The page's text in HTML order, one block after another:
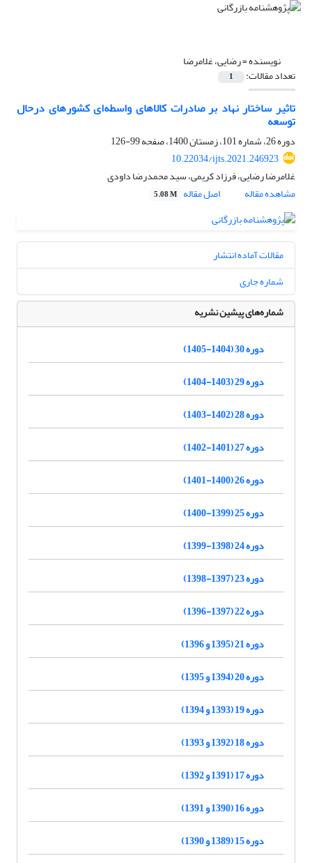
نویسنده =رضایی، غلامرضا
تعداد مقالات: 1
تاثیر ساختار نهاد بر صادرات کالاهای واسطه‌ای کشورهای درحال
توسعه
دوره 26، شماره 101، زمستان 1400، صفحه
99-126
10.22034/ijts.2021.246923
غلامرضا رضایی، فرزاد کریمی، سید محمدرضا داودی
مشاهده مقاله
اصل مقاله 5.08 M
مقالات آماده انتشار
شماره جاری
شماره‌های پیشین نشریه
دوره 30 (1404-1405)
دوره 29 (1403-1404)
دوره 28 (1402-1403)
دوره 27 (1401-1402)
دوره 26 (1400-1401)
دوره 25 (1399-1400)
دوره 24 (1398-1399)
دوره 23 (1397-1398)
دوره 22 (1397-1396)
دوره 21 (1395 و 1396)
دوره 20 (1394 و 1395)
دوره 19 (1393 و 1394)
دوره 18 (1392 و 1393)
دوره 17 (1391 و 1392)
دوره 16 (1390 و 1391)
دوره 15 (1389 و 1390)